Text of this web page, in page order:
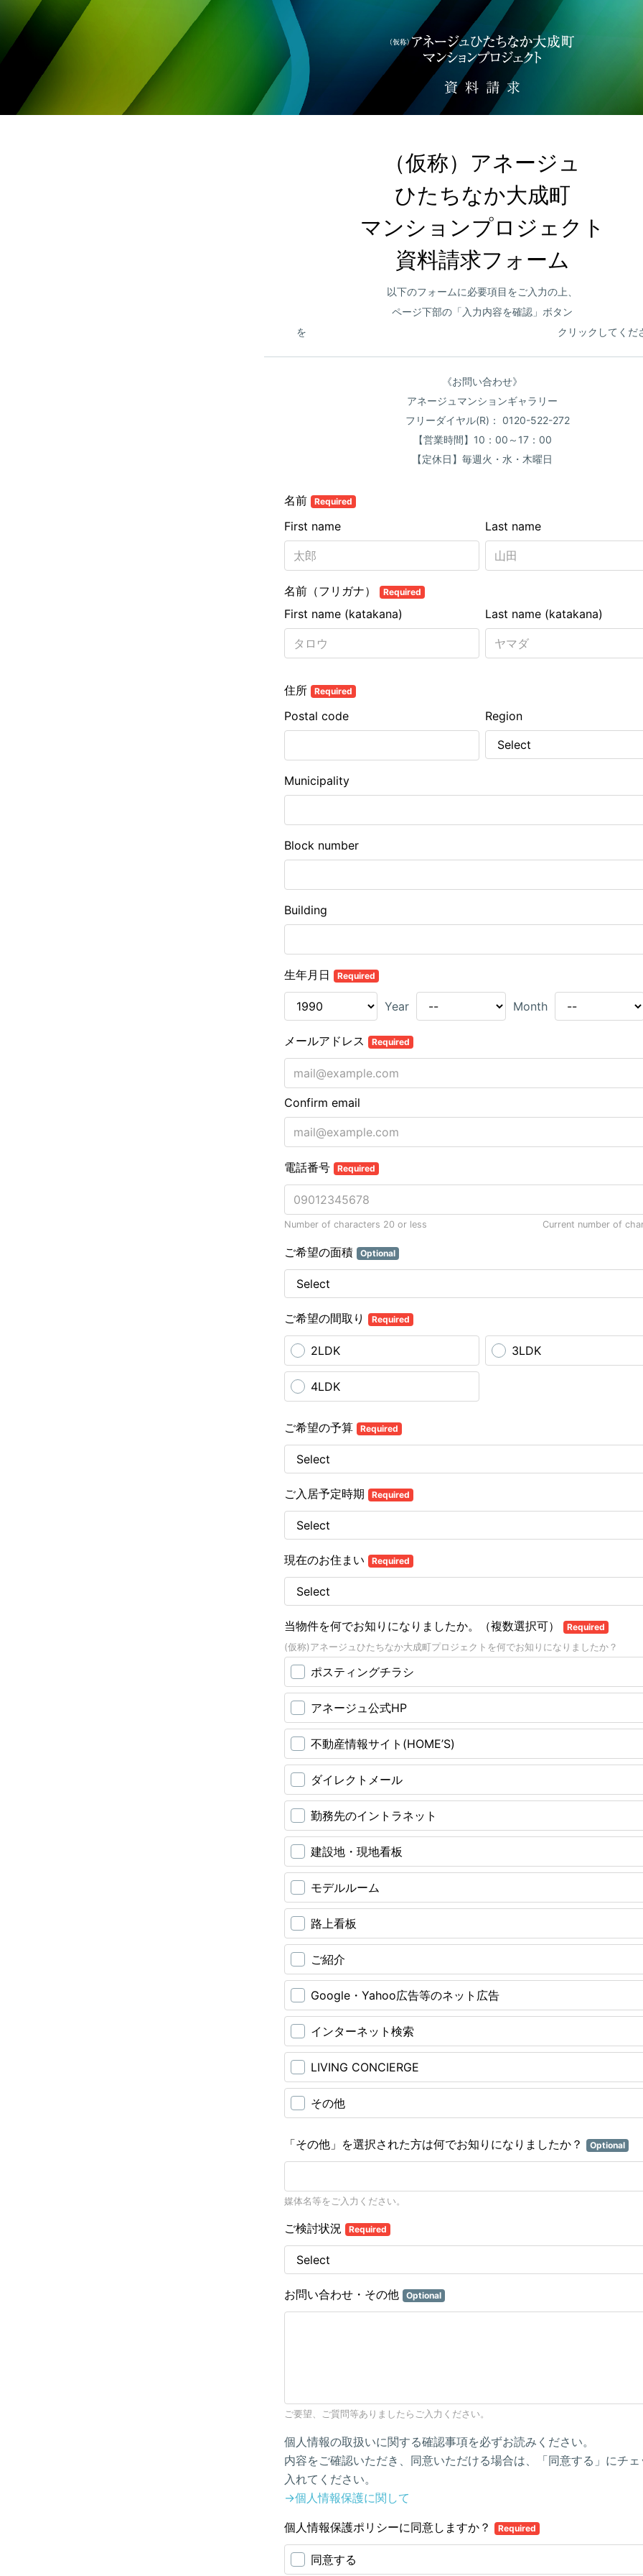
（仮称）アネージュ
ひたちなか大成町
マンションプロジェクト
資料請求フォーム
以下のフォームに必要項目をご入力の上、
ページ下部の「入力内容を確認」ボタン
を クリックしてくだ
《お問い合わせ》
アネージュマンションギャラリー
フリーダイヤル(R)： 0120-522-272
【営業時間】10：00～17：00
【定休日】毎週火・水・木曜日
名前 Required
Last name
First name
名前（フリガナ） Required
Last name (katakana)
First name (katakana)
住所 Required
Postal code Region
Municipality
Block number
Building
生年月日 Required
Year Month
メールアドレス Required
Confirm email
電話番号 Required
Number of characters 20 or less Current number of
ご希望の面積 Optional
ご希望の間取り Required
2LDK 3LDK
4LDK
ご希望の予算 Required
ご入居予定時期 Required
現在のお住まい Required
当物件を何でお知りになりましたか。（複数選択可） Required
(仮称)アネージュひたちなか大成町プロジェクトを何でお知りになりましたか？
ポスティングチラシ
アネージュ公式HP
不動産情報サイト(HOME’S)
ダイレクトメール
勤務先のイントラネット
建設地・現地看板
モデルルーム
路上看板
ご紹介
Google・Yahoo広告等のネット広告
インターネット検索
LIVING CONCIERGE
その他
「その他」を選択された方は何でお知りになりましたか？ Optional
媒体名等をご入力ください。
ご検討状況 Required
お問い合わせ・その他 Optional
ご要望、ご質問等ありましたらご入力ください。
個人情報の取扱いに関する確認事項を必ずお読みください。
内容をご確認いただき、同意いただける場合は、「同意する」にチ
入れてください。
→個人情報保護に関して
個人情報保護ポリシーに同意しますか？ Required
同意する